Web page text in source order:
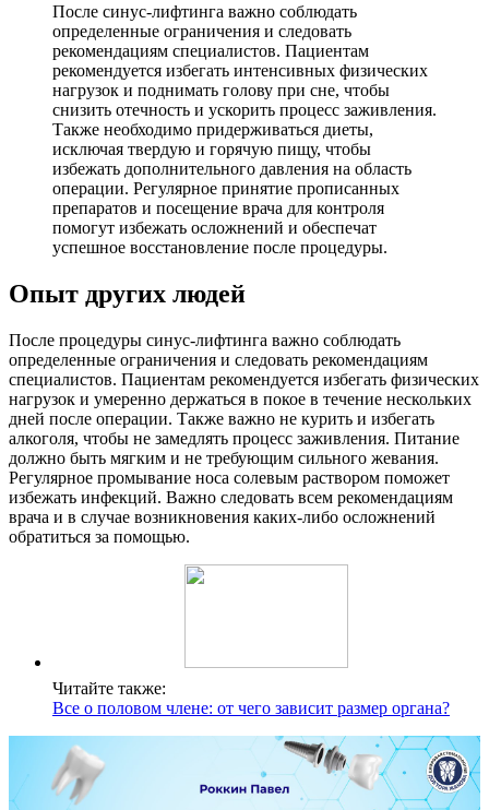
После синус-лифтинга важно соблюдать
определенные ограничения и следовать
рекомендациям специалистов. Пациентам
рекомендуется избегать интенсивных физических
нагрузок и поднимать голову при сне, чтобы
снизить отечность и ускорить процесс заживления.
Также необходимо придерживаться диеты,
исключая твердую и горячую пищу, чтобы
избежать дополнительного давления на область
операции. Регулярное принятие прописанных
препаратов и посещение врача для контроля
помогут избежать осложнений и обеспечат
успешное восстановление после процедуры.
Опыт других людей
После процедуры синус-лифтинга важно соблюдать
определенные ограничения и следовать рекомендациям
специалистов. Пациентам рекомендуется избегать физических
нагрузок и умеренно держаться в покое в течение нескольких
дней после операции. Также важно не курить и избегать
алкоголя, чтобы не замедлять процесс заживления. Питание
должно быть мягким и не требующим сильного жевания.
Регулярное промывание носа солевым раствором поможет
избежать инфекций. Важно следовать всем рекомендациям
врача и в случае возникновения каких-либо осложнений
обратиться за помощью.
Читайте также:
Все о половом члене: от чего зависит размер органа?